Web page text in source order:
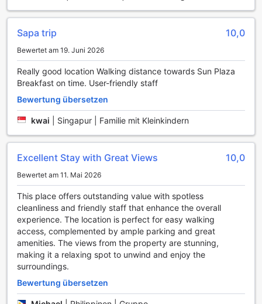
Die Verbindung zur Außenwelt ist dank des kostenlosen
WLANs in allen Zimmern und den öffentlichen Bereichen
des Hotels stets gewährleistet. Die Gäste können
problemlos ihre Erlebnisse in Sapa teilen oder sich über
lokale Attraktionen informieren. Darüber hinaus bietet das
Hotel einen Concierge-Service, der den Aufenthalt mit
wertvollen Tipps und Empfehlungen bereichert. Für
Raucher gibt es einen ausgewiesenen Raucherbereich, der
den Komfort aller Gäste respektiert. Ein praktischer
Convenience-Store im Hotel sorgt dafür, dass alltägliche
Bedürfnisse schnell und unkompliziert erfüllt werden
können.
Das Sapa Panorama Hotel bietet seinen Gästen eine
Vielzahl von erstklassigen Transportmöglichkeiten, die den
Aufenthalt in dieser malerischen Region noch angenehmer
gestalten. Für Reisende, die aus der Ferne anreisen, steht
ein zuverlässiger Flughafentransfer zur Verfügung, der eine
stressfreie Ankunft garantiert. Darüber hinaus können
Gäste eine Vielzahl von aufregenden Touren buchen, um
die atemberaubende Landschaft und die kulturellen
Highlights von Sapa zu erkunden.
Für diejenigen, die mit dem eigenen Fahrzeug anreisen,
Sapa trip 10,0
Bewertet am 19. Juni 2026
Really good location Walking distance towards Sun Plaza
Breakfast on time. User-friendly staff
Bewertung übersetzen
kwai Singapur | Familie mit Kleinkindern
Excellent Stay with Great Views 10,0
Bewertet am 11. Mai 2026
This place offers outstanding value with spotless
cleanliness and friendly staff that enhance the overall
experience. The location is perfect for easy walking
access, complemented by ample parking and great
amenities. The views from the property are stunning,
making it a relaxing spot to unwind and enjoy the
surroundings.
Bewertung übersetzen